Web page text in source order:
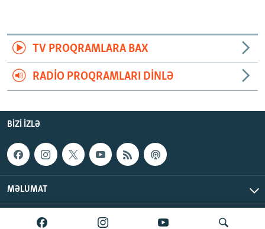
TV PROQRAMLARA BAX
RADIO PROQRAMLARI DINLƏ
BIZI IZLƏ
MƏLUMAT
AzadlıqRadiosu © 2026 Inc. | Bütün hüquqlar qorunur